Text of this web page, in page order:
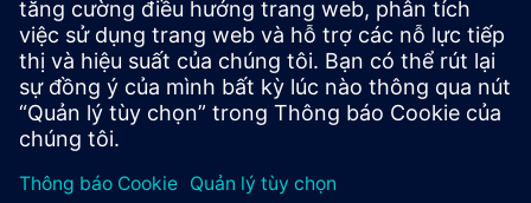
thống mạnh mẽ này bảo vệ doanh nghiệp và tài sản của
bạn với chức năng quản lý báo động sáng tạo. Tin tưởng
acre để cung...
Tìm hiểu thêm